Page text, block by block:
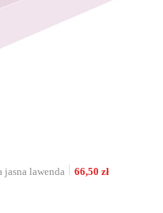
jasna lawenda 66,50 zł